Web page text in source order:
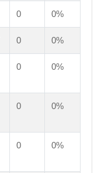
0 0%
0 0%
0 0%
0 0%
0 0%